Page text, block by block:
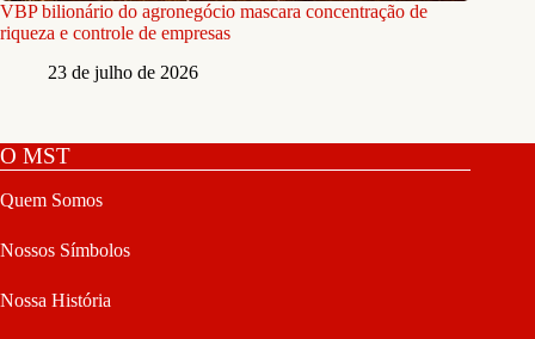
VBP bilionário do agronegócio mascara concentração de
riqueza e controle de empresas
23 de julho de 2026
O MST
Quem Somos
Nossos Símbolos
Nossa História